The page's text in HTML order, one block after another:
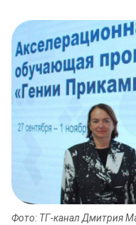
Фото: ТГ-канал Дмитрия